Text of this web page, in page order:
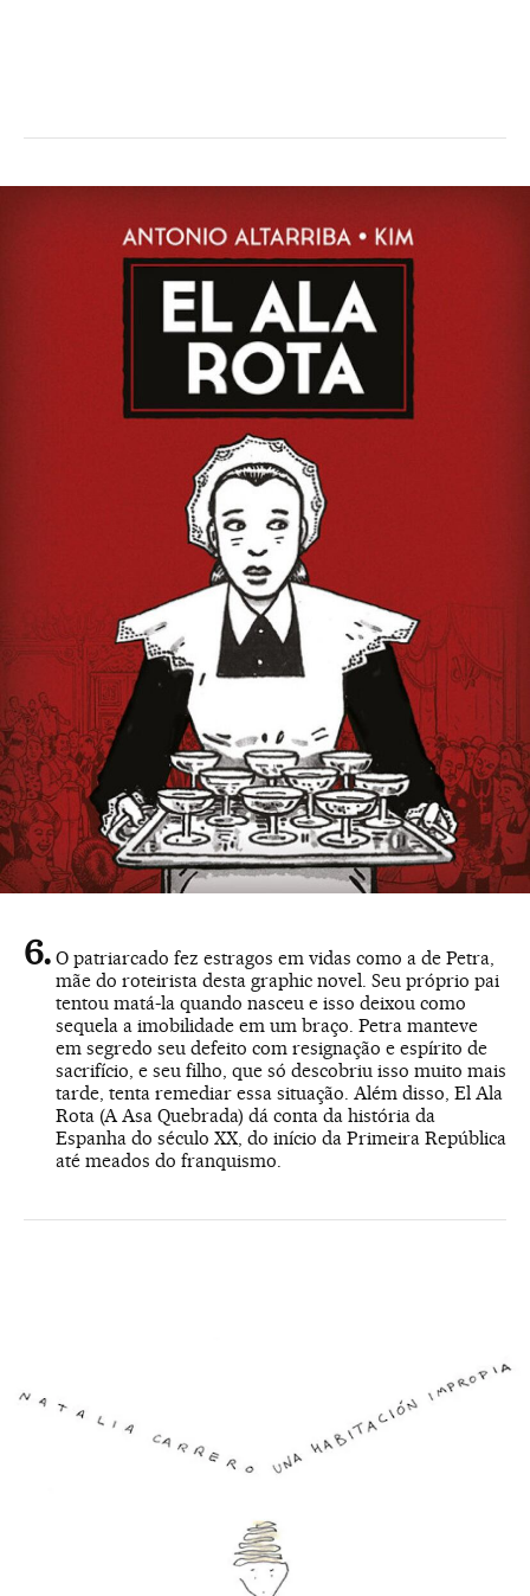
O patriarcado fez estragos em vidas como a de Petra,
mãe do roteirista desta graphic novel. Seu próprio pai
tentou matá-la quando nasceu e isso deixou como
sequela a imobilidade em um braço. Petra manteve
em segredo seu defeito com resignação e espírito de
sacrifício, e seu filho, que só descobriu isso muito mais
tarde, tenta remediar essa situação. Além disso, El Ala
Rota (A Asa Quebrada) dá conta da história da
Espanha do século XX, do início da Primeira República
até meados do franquismo.